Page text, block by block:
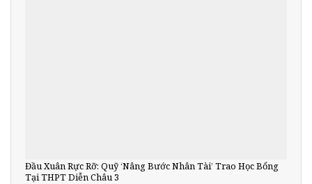
Đầu Xuân Rực Rỡ: Quỹ ‘Nâng Bước Nhân Tài’ Trao Học Bổng
Tại THPT Diễn Châu 3